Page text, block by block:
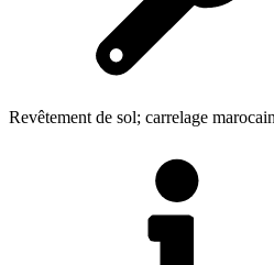
Revêtement de sol; carrelage